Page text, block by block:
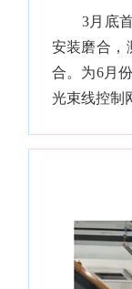
3月底首
安装磨合，
合。为6月
光束线控制